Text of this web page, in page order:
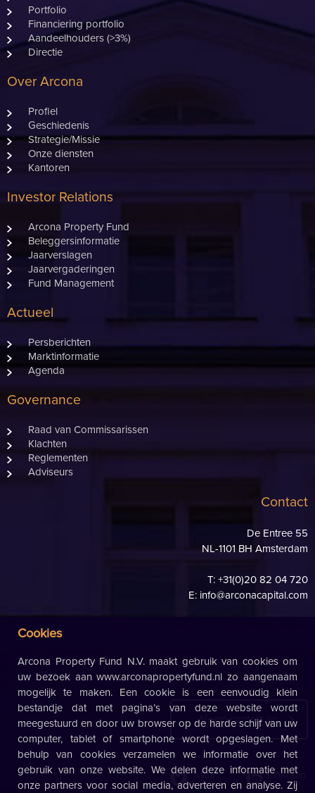
Cookies
Arcona Property Fund N.V. maakt gebruik van cookies om
uw bezoek aan www.arconapropertyfund.nl zo aangenaam
mogelijk te maken. Een cookie is een eenvoudig klein
bestandje dat met pagina’s van deze website wordt
meegestuurd en door uw browser op de harde schijf van uw
computer, tablet of smartphone wordt opgeslagen. Met
behulp van cookies verzamelen we informatie over het
gebruik van onze website. We delen deze informatie met
onze partners voor social media, adverteren en analyse. Zij
Portfolio
Financiering portfolio
Aandeelhouders (>3%)
Directie
Over Arcona
Profiel
Geschiedenis
Strategie/Missie
Onze diensten
Kantoren
Investor Relations
Arcona Property Fund
Beleggersinformatie
Jaarverslagen
Jaarvergaderingen
Fund Management
Actueel
Persberichten
Marktinformatie
Agenda
Governance
Raad van Commissarissen
Klachten
Reglementen
Adviseurs
Contact
De Entree 55
NL-1101 BH Amsterdam
T: +31(0)20 82 04 720
E: info@arconacapital.com
Neem contact op
Twitter Linkedin